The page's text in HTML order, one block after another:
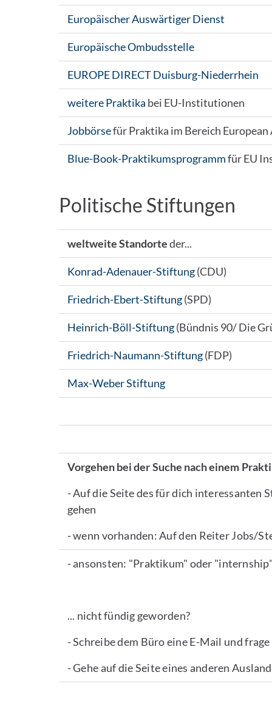
Europäischer Auswärtiger Dienst
Europäische Ombudsstelle
EUROPE DIRECT Duisburg-Niederrhein
weitere Praktika bei EU-Institutionen
Jobbörsefür Praktika im Bereich European
Blue-Book-Praktikumsprogrammfür EU
Politische Stiftungen
weltweite Standorteder...
Konrad-Adenauer-Stiftung(CDU)
Friedrich-Ebert-Stiftung(SPD)
Heinrich-Böll-Stiftung(Bündnis 90/ Die
Friedrich-Naumann-Stiftung(FDP)
Max-Weber Stiftung
Vorgehen bei der Suche nach einem
- Auf die Seite des für dich interessanten
gehen
- wenn vorhanden: Auf den Reiter Jobs/
- ansonsten: "Praktikum" oder
... nicht fündig geworden?
- Schreibe dem Büro eine E-Mail und frage
- Gehe auf die Seite eines anderen